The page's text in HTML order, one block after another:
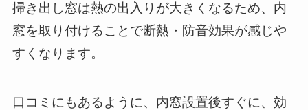
掃き出し窓は熱の出入りが大きくなるため、内
窓を取り付けることで断熱・防音効果が感じや
すくなります。
口コミにもあるように、内窓設置後すぐに、効